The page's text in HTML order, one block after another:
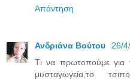
Απάντηση
Ανδριάνα Βούτου
26/
Tι να πρωτοπούμε για
μυσταγωγεία,το